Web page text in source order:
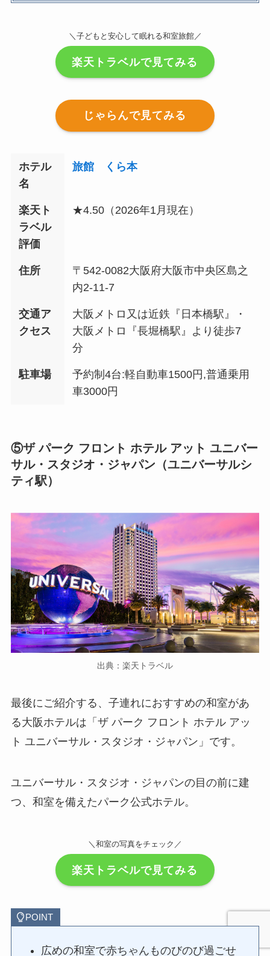
＼子どもと安心して眠れる和室旅館／
楽天トラベルで見てみる
じゃらんで見てみる
ホテル
名
旅館 くら本
楽天ト
ラベル
評価
★4.50（2026年1月現在）
住所
〒542-0082大阪府大阪市中央区島之
内2-11-7
交通ア
クセス
大阪メトロ又は近鉄『日本橋駅』・
大阪メトロ『長堀橋駅』より徒歩7
分
駐車場
予約制4台:軽自動車1500円,普通乗用
車3000円
⑤ザ パーク フロント ホテル アット ユニバー
サル・スタジオ・ジャパン（ユニバーサルシ
ティ駅）
出典：楽天トラベル
最後にご紹介する、子連れにおすすめの和室があ
る大阪ホテルは「ザ パーク フロント ホテル アッ
ト ユニバーサル・スタジオ・ジャパン」です。
ユニバーサル・スタジオ・ジャパンの目の前に建
つ、和室を備えたパーク公式ホテル。
＼和室の写真をチェック／
楽天トラベルで見てみる
POINT
広めの和室で赤ちゃんものびのび過ごせ